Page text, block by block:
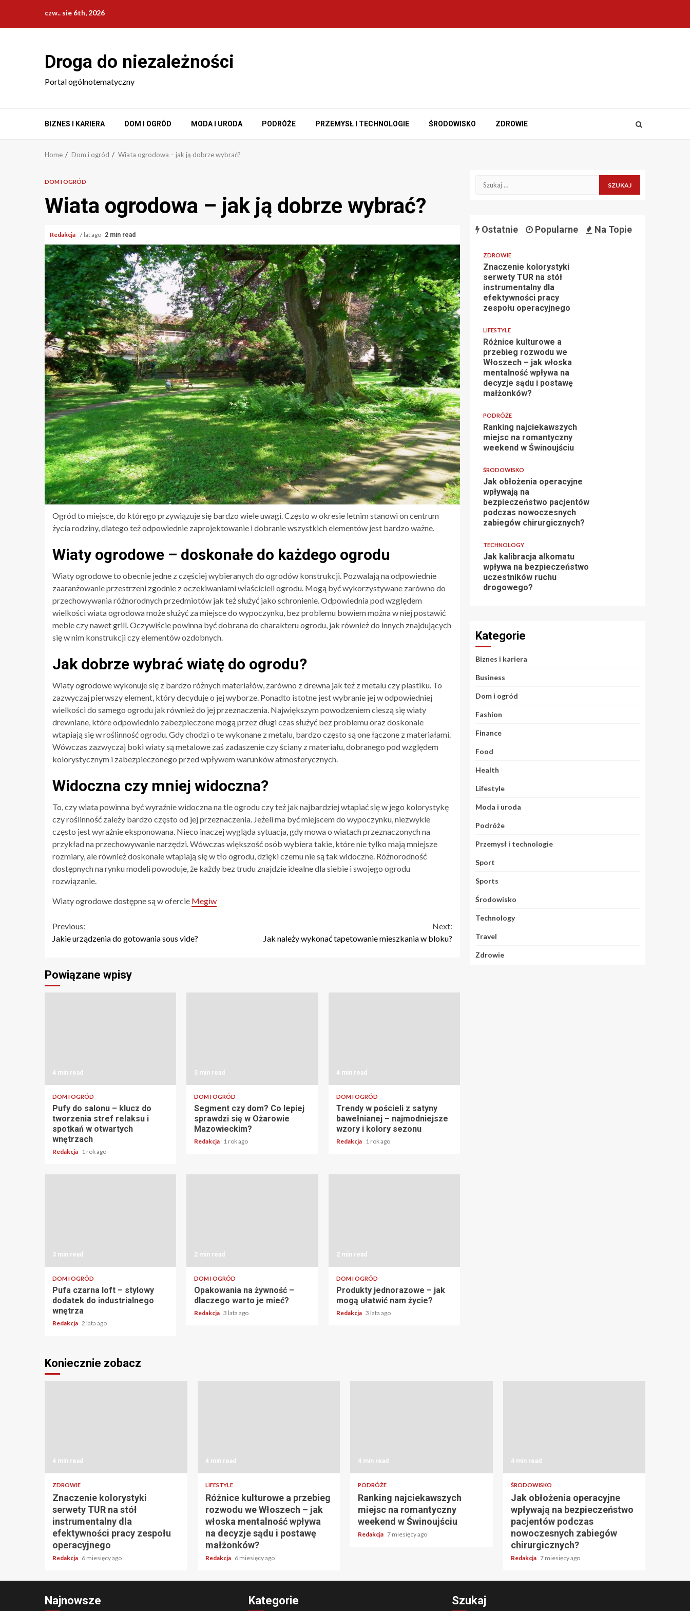
content
czw.. sie 6th, 2026
Droga do niezależności
Portal ogólnotematyczny
BIZNES I KARIERA DOM I OGRÓD MODA I URODA PODRÓŻE PRZEMYSŁ I TECHNOLOGIE ŚRODOWISKO ZDROWIE
Home Dom i ogród Wiata ogrodowa – jak ją dobrze wybrać?
DOM I OGRÓD
Wiata ogrodowa – jak ją dobrze wybrać?
Redakcja 7 lat ago 2 min read
Ogród to miejsce, do którego przywiązuje się bardzo wiele uwagi. Często w okresie letnim stanowi on centrum
życia rodziny, dlatego też odpowiednie zaprojektowanie i dobranie wszystkich elementów jest bardzo ważne.
Wiaty ogrodowe – doskonałe do każdego ogrodu
Wiaty ogrodowe to obecnie jedne z częściej wybieranych do ogrodów konstrukcji. Pozwalają na odpowiednie
zaaranżowanie przestrzeni zgodnie z oczekiwaniami właścicieli ogrodu. Mogą być wykorzystywane zarówno do
przechowywania różnorodnych przedmiotów jak też służyć jako schronienie. Odpowiednia pod względem
wielkości wiata ogrodowa może służyć za miejsce do wypoczynku, bez problemu bowiem można w niej postawić
meble czy nawet grill. Oczywiście powinna być dobrana do charakteru ogrodu, jak również do innych znajdujących
się w nim konstrukcji czy elementów ozdobnych.
Jak dobrze wybrać wiatę do ogrodu?
Wiaty ogrodowe wykonuje się z bardzo różnych materiałów, zarówno z drewna jak też z metalu czy plastiku. To
zazwyczaj pierwszy element, który decyduje o jej wyborze. Ponadto istotne jest wybranie jej w odpowiedniej
wielkości do samego ogrodu jak również do jej przeznaczenia. Największym powodzeniem cieszą się wiaty
drewniane, które odpowiednio zabezpieczone mogą przez długi czas służyć bez problemu oraz doskonale
wtapiają się w roślinność ogrodu. Gdy chodzi o te wykonane z metalu, bardzo często są one łączone z materiałami.
Wówczas zazwyczaj boki wiaty są metalowe zaś zadaszenie czy ściany z materiału, dobranego pod względem
kolorystycznym i zabezpieczonego przed wpływem warunków atmosferycznych.
Widoczna czy mniej widoczna?
To, czy wiata powinna być wyraźnie widoczna na tle ogrodu czy też jak najbardziej wtapiać się w jego kolorystykę
czy roślinność zależy bardzo często od jej przeznaczenia. Jeżeli ma być miejscem do wypoczynku, niezwykle
często jest wyraźnie eksponowana. Nieco inaczej wygląda sytuacja, gdy mowa o wiatach przeznaczonych na
przykład na przechowywanie narzędzi. Wówczas większość osób wybiera takie, które nie tylko mają mniejsze
rozmiary, ale również doskonale wtapiają się w tło ogrodu, dzięki czemu nie są tak widoczne. Różnorodność
dostępnych na rynku modeli powoduje, że każdy bez trudu znajdzie idealne dla siebie i swojego ogrodu
rozwiązanie.
Wiaty ogrodowe dostępne są w ofercie Megiw
Continue
Reading
Previous:
Jakie urządzenia do gotowania sous vide?
Next:
Jak należy wykonać tapetowanie mieszkania w bloku?
Powiązane wpisy
4 min read
DOM I OGRÓD
Pufy do salonu – klucz do
tworzenia stref relaksu i
spotkań w otwartych
wnętrzach
Redakcja 1 rok ago
3 min read
DOM I OGRÓD
Segment czy dom? Co lepiej
sprawdzi się w Ożarowie
Mazowieckim?
Redakcja 1 rok ago
4 min read
DOM I OGRÓD
Trendy w pościeli z satyny
bawełnianej – najmodniejsze
wzory i kolory sezonu
Redakcja 1 rok ago
3 min read
DOM I OGRÓD
Pufa czarna loft – stylowy
dodatek do industrialnego
wnętrza
Redakcja 2 lata ago
2 min read
DOM I OGRÓD
Opakowania na żywność –
dlaczego warto je mieć?
Redakcja 3 lata ago
2 min read
DOM I OGRÓD
Produkty jednorazowe – jak
mogą ułatwić nam życie?
Redakcja 3 lata ago
Szukaj:
Ostatnie Popularne Na Topie
ZDROWIE
Znaczenie kolorystyki
serwety TUR na stół
instrumentalny dla
efektywności pracy
zespołu operacyjnego
LIFESTYLE
Różnice kulturowe a
przebieg rozwodu we
Włoszech – jak włoska
mentalność wpływa na
decyzje sądu i postawę
małżonków?
PODRÓŻE
Ranking najciekawszych
miejsc na romantyczny
weekend w Świnoujściu
ŚRODOWISKO
Jak obłożenia operacyjne
wpływają na
bezpieczeństwo pacjentów
podczas nowoczesnych
zabiegów chirurgicznych?
TECHNOLOGY
Jak kalibracja alkomatu
wpływa na bezpieczeństwo
uczestników ruchu
drogowego?
Kategorie
Biznes i kariera
Business
Dom i ogród
Fashion
Finance
Food
Health
Lifestyle
Moda i uroda
Podróże
Przemysł i technologie
Sport
Sports
Środowisko
Technology
Travel
Zdrowie
Koniecznie zobacz
4 min read
ZDROWIE
Znaczenie kolorystyki
serwety TUR na stół
instrumentalny dla
efektywności pracy zespołu
operacyjnego
Redakcja 6 miesięcy ago
4 min read
LIFESTYLE
Różnice kulturowe a przebieg
rozwodu we Włoszech – jak
włoska mentalność wpływa
na decyzje sądu i postawę
małżonków?
Redakcja 6 miesięcy ago
4 min read
PODRÓŻE
Ranking najciekawszych
miejsc na romantyczny
weekend w Świnoujściu
Redakcja 7 miesięcy ago
4 min read
ŚRODOWISKO
Jak obłożenia operacyjne
wpływają na bezpieczeństwo
pacjentów podczas
nowoczesnych zabiegów
chirurgicznych?
Redakcja 7 miesięcy ago
Najnowsze Kategorie Szukaj